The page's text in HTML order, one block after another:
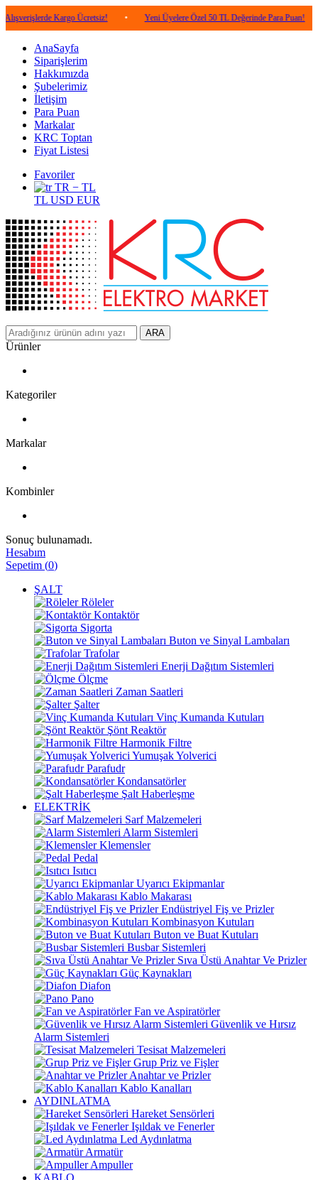
Kargo Ücretsiz! • Yeni Üyelere Özel 50 TL Değerinde Para Puan! •
AnaSayfa
Siparişlerim
Hakkımızda
Şubelerimiz
İletişim
Para Puan
Markalar
KRC Toptan
Fiyat Listesi
Favoriler
TR − TL
TL USD EUR
ARA
Ürünler
Kategoriler
Markalar
Kombinler
Sonuç bulunamadı.
Hesabım
Sepetim (0)
ŞALT
Röleler
Kontaktör
Sigorta
Buton ve Sinyal Lambaları
Trafolar
Enerji Dağıtım Sistemleri
Ölçme
Zaman Saatleri
Şalter
Vinç Kumanda Kutuları
Şönt Reaktör
Harmonik Filtre
Yumuşak Yolverici
Parafudr
Kondansatörler
Şalt Haberleşme
ELEKTRİK
Sarf Malzemeleri
Alarm Sistemleri
Klemensler
Pedal
Isıtıcı
Uyarıcı Ekipmanlar
Kablo Makarası
Endüstriyel Fiş ve Prizler
Kombinasyon Kutuları
Buton ve Buat Kutuları
Busbar Sistemleri
Sıva Üstü Anahtar Ve Prizler
Güç Kaynakları
Diafon
Pano
Fan ve Aspiratörler
Güvenlik ve Hırsız
Alarm Sistemleri
Tesisat Malzemeleri
Grup Priz ve Fişler
Anahtar ve Prizler
Kablo Kanalları
AYDINLATMA
Hareket Sensörleri
Işıldak ve Fenerler
Led Aydınlatma
Armatür
Ampuller
KABLO